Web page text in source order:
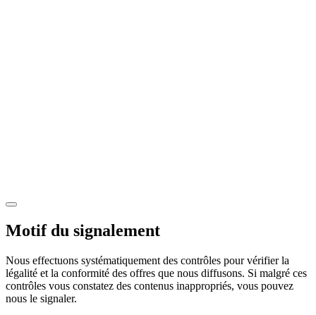
Motif du signalement
Nous effectuons systématiquement des contrôles pour vérifier la
légalité et la conformité des offres que nous diffusons. Si malgré ces
contrôles vous constatez des contenus inappropriés, vous pouvez
nous le signaler.